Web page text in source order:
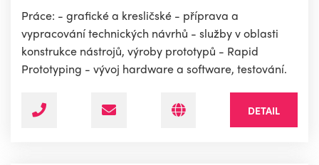
Práce: - grafické a kresličské - příprava a
vypracování technických návrhů - služby v oblasti
konstrukce nástrojů, výroby prototypů - Rapid
Prototyping - vývoj hardware a software, testování.
DETAIL